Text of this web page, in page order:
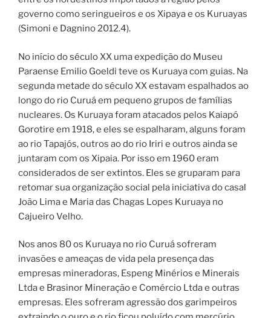
governo como seringueiros e os Xipaya e os Kuruayas
(Simoni e Dagnino 2012.4).
No início do século XX uma expedição do Museu
Paraense Emilio Goeldi teve os Kuruaya com guias. Na
segunda metade do século XX estavam espalhados ao
longo do rio Curuá em pequeno grupos de famílias
nucleares. Os Kuruaya foram atacados pelos Kaiapó
Gorotire em 1918, e eles se espalharam, alguns foram
ao rio Tapajós, outros ao do rio Iriri e outros ainda se
juntaram com os Xipaia. Por isso em 1960 eram
considerados de ser extintos. Eles se gruparam para
retomar sua organização social pela iniciativa do casal
João Lima e Maria das Chagas Lopes Kuruaya no
Cajueiro Velho.
Nos anos 80 os Kuruaya no rio Curuá sofreram
invasões e ameaças de vida pela presença das
empresas mineradoras, Espeng Minérios e Minerais
Ltda e Brasinor Mineração e Comércio Ltda e outras
empresas. Eles sofreram agressão dos garimpeiros